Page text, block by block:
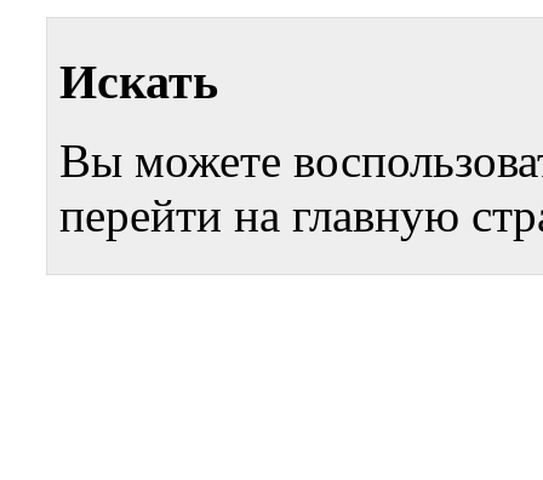
Искать
Вы можете
перейти на главную